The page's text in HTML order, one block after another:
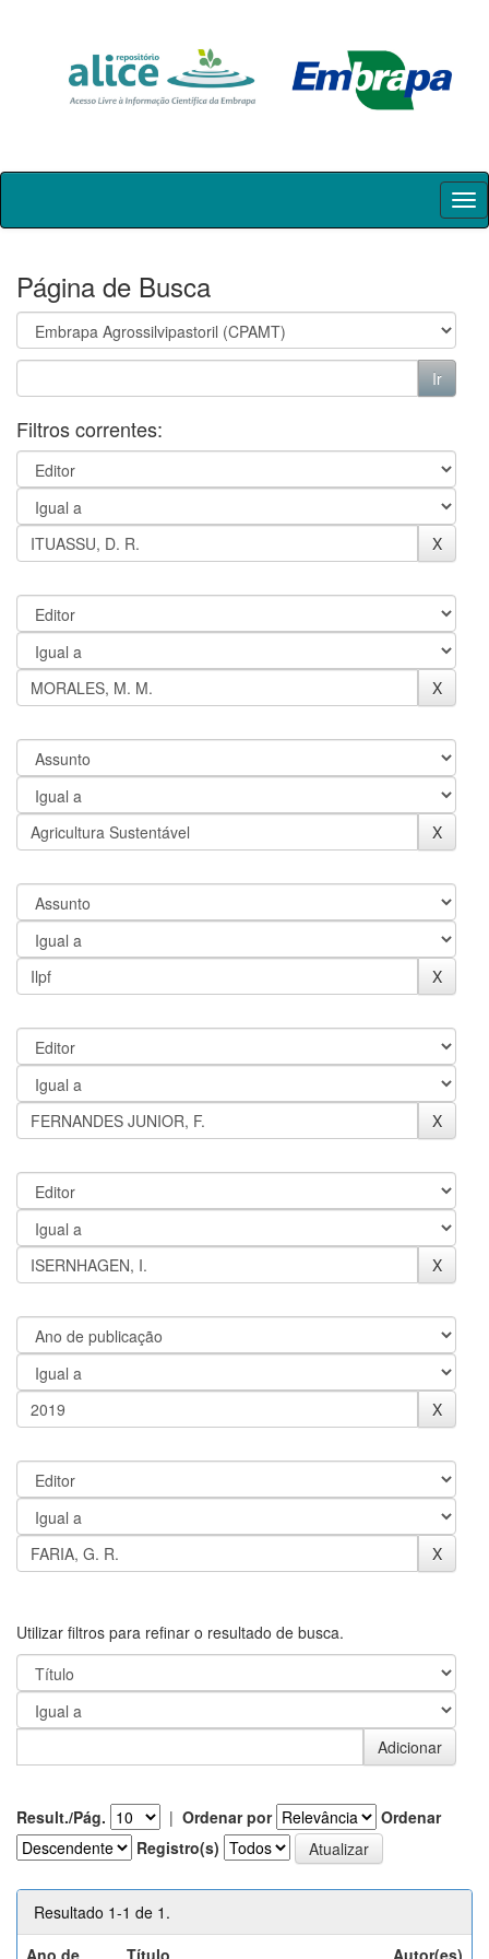
Skip
Página de Busca
Filtros correntes:
Utilizar filtros para refinar o resultado de busca.
Result./Pág. | Ordenar por
Ordenar
Registro(s)
Resultado 1-1 de 1.
Ano de
Título Autor(es)